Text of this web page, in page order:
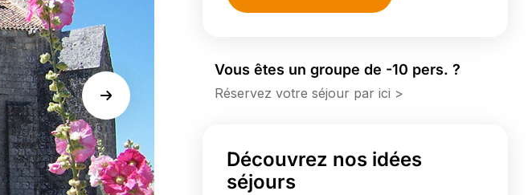
Vous êtes un groupe de -10 pers. ?
Réservez votre séjour par ici >
Découvrez nos idées
séjours